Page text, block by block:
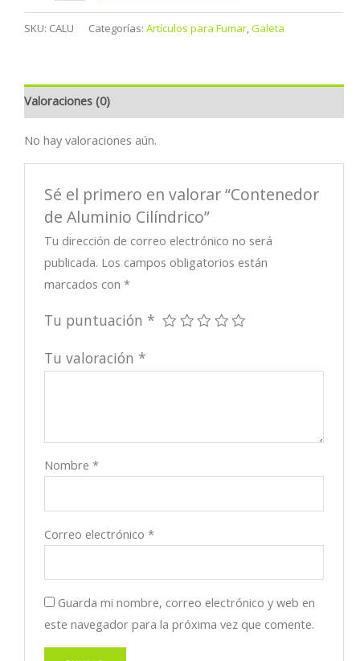
Aluminio
SKU: CALU Categorías: Artículos para Fumar,Galeta
Valoraciones (0)
No hay valoraciones aún.
Sé el primero en valorar “Contenedor
de Aluminio Cilíndrico”
Tu dirección de correo electrónico no será
publicada. Los campos obligatorios están
marcados con*
Tu puntuación *
Tu valoración *
Nombre*
Correo electrónico*
Guarda mi nombre, correo electrónico y web en
este navegador para la próxima vez que comente.